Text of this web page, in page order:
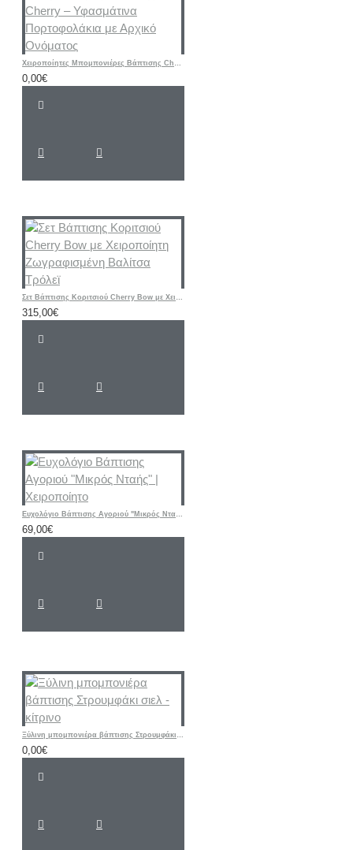
Χειροποίητες Μπομπονιέρες Βάπτισης Cherry – Υφασμάτινα Πορτοφολάκια με Αρχικό Ονόματος
0,00€
Σετ Βάπτισης Κοριτσιού Cherry Bow με Χειροποίητη Ζωγραφισμένη Βαλίτσα Τρόλεϊ
315,00€
Ευχολόγιο Βάπτισης Αγοριού "Μικρός Νταής" | Χειροποίητο
69,00€
Ξύλινη μπομπονιέρα βάπτισης Στρουμφάκι σιελ - κίτρινο
0,00€